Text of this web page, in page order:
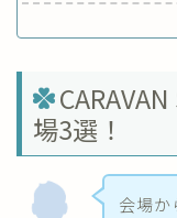
場3選！
会場か